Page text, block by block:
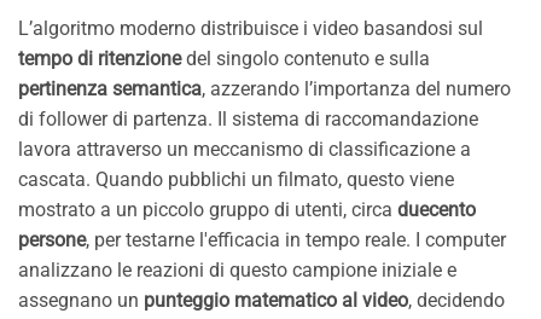
L’algoritmo moderno distribuisce i video basandosi sul
tempo di ritenzionedel singolo contenuto e sulla
pertinenza semantica, azzerando l’importanza del numero
di follower di partenza. Il sistema di raccomandazione
lavora attraverso un meccanismo di classificazione a
cascata. Quando pubblichi un filmato, questo viene
mostrato a un piccolo gruppo di utenti, circa duecento
persone, per testarne l'efficacia in tempo reale. I computer
analizzano le reazioni di questo campione iniziale e
assegnano un punteggio matematico al video, decidendo